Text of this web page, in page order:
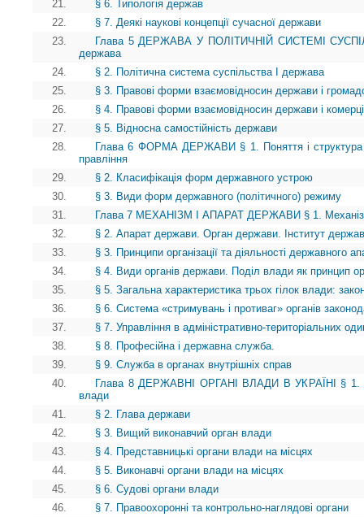
21.
§ 6. Типологія держав
22.
§ 7. Деякі наукові концепції сучасної держави
23.
Глава 5 ДЕРЖАВА У ПОЛІТИЧНІЙ СИСТЕМІ
держава
24.
§ 2. Політична система суспільства І держава
25.
§ 3. Правові форми взаємовідносин держави і
26.
§ 4. Правові форми взаємовідносин держави і
27.
§ 5. Відносна самостійність держави
28.
Глава 6 ФОРМА ДЕРЖАВИ § 1. Поняття і
правління
29.
§ 2. Класифікація форм державного устрою
30.
§ 3. Види форм державного (політичного) режиму
31.
Глава 7 МЕХАНІЗМ І АПАРАТ ДЕРЖАВИ § 1.
32.
§ 2. Апарат держави. Орган держави. Інститут
33.
§ 3. Принципи організації та діяльності державного
34.
§ 4. Види органів держави. Поділ влади як принцип
35.
§ 5. Загальна характеристика трьох гілок влади:
36.
§ 6. Система «стримувань і противаг» органів
37.
§ 7. Управління в адміністративно-територіальних
38.
§ 8. Професійна і державна служба.
39.
§ 9. Служба в органах внутрішніх справ
40.
Глава 8 ДЕРЖАВНІ ОРГАНІ ВЛАДИ В УКРАЇНІ § 1.
влади
41.
§ 2. Глава держави
42.
§ 3. Вищий виконавчий орган влади
43.
§ 4. Представницькі органи влади на місцях
44.
§ 5. Виконавчі органи влади на місцях
45.
§ 6. Судові органи влади
46.
§ 7. Правоохоронні та контрольно-наглядові органи